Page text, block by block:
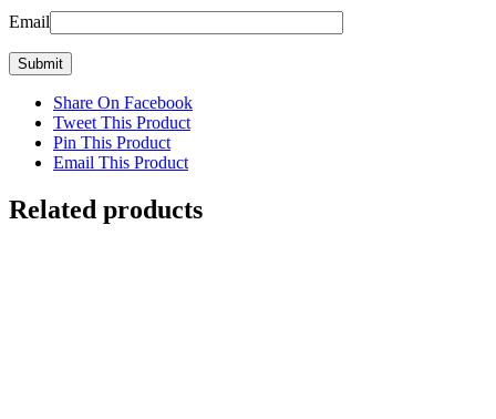
Email
Share On Facebook
Tweet This Product
Pin This Product
Email This Product
Related products